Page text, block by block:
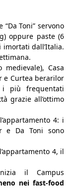
Toni” servono
oppure paste (6
dall’Italia.
medievale), Casa
e Curtea berarilor
più frequentati
grazie all’ottimo
4: i
e Da Toni sono
4, il
il Campus
nei fast-food